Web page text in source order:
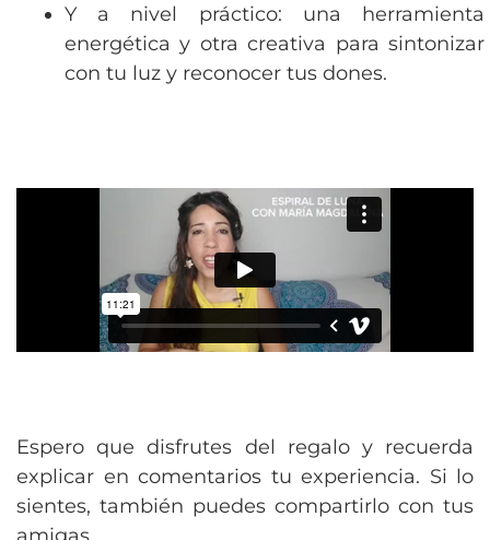
Y a nivel práctico: una herramienta
energética y otra creativa para sintonizar
con tu luz y reconocer tus dones.
Espero que disfrutes del regalo y recuerda
explicar en comentarios tu experiencia. Si lo
sientes, también puedes compartirlo con tus